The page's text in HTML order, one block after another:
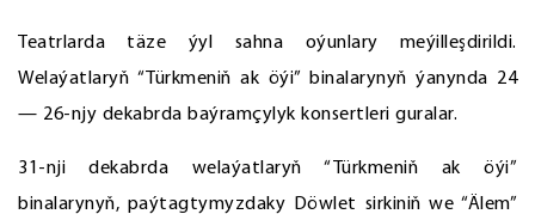
Teatrlarda täze ýyl sahna oýunlary meýilleşdirildi.
Welaýatlaryň “Türkmeniň ak öýi” binalarynyň ýanynda 24
— 26-njy dekabrda baýramçylyk konsertleri guralar.
31-nji dekabrda welaýatlaryň “Türkmeniň ak öýi”
binalarynyň, paýtagtymyzdaky Döwlet sirkiniň we “Älem”